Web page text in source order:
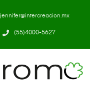
jennifer@intercreacion.mx
(55)4000-5627